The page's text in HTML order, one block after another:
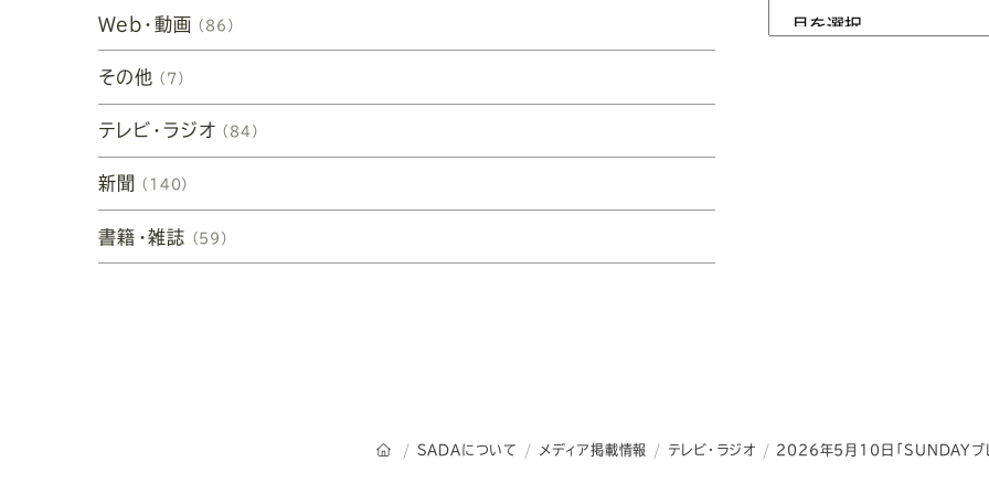
Web・動画 （86）
その他 （7）
テレビ・ラジオ （84）
新聞 （140）
書籍・雑誌 （59）
オーダースーツSADAのトップページ
SADAについて メディア掲載情報 テレビ・ラジオ